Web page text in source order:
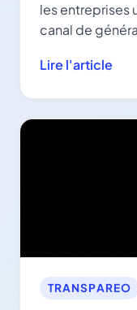
les entreprises
canal de
Lire l'article
TRANSPAREO